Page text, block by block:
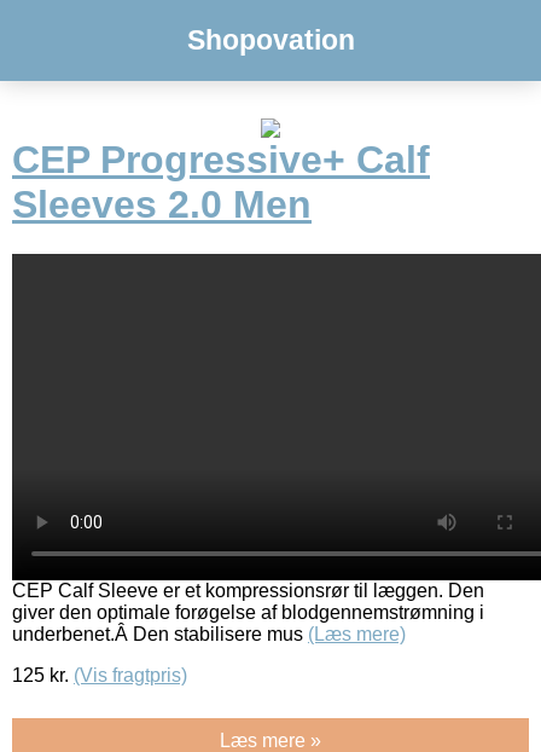
Shopovation
CEP Progressive+ Calf
Sleeves 2.0 Men
CEP Calf Sleeve er et kompressionsrør til læggen. Den
giver den optimale forøgelse af blodgennemstrømning i
underbenet.Â Den stabilisere mus (Læs mere)
125 kr. (Vis fragtpris)
Læs mere »